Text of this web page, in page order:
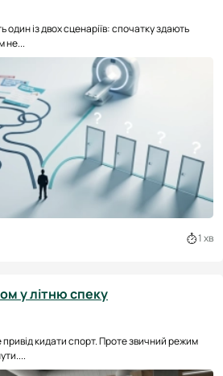
один із двох сценаріїв: спочатку здають
не...
1 хв
у літню спеку
привід кидати спорт. Проте звичний режим